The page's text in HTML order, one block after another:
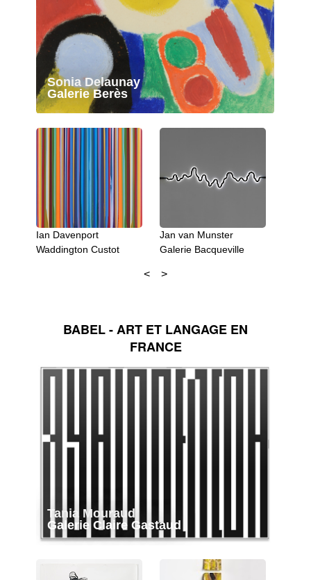
Sonia Delaunay
Galerie Berès
Ian Davenport
Waddington Custot
Jan van Munster
Galerie Bacqueville
BABEL - ART ET LANGAGE EN
FRANCE
Tania Mouraud
Galerie Claire Gastaud